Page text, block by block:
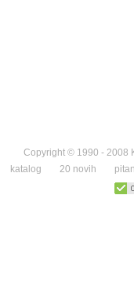
Copyright © 1990 - 2008
katalog 20 novih